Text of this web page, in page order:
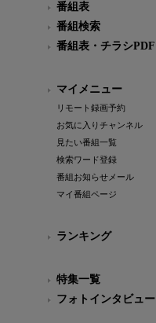
番組表
番組検索
番組表・チラシPDF
マイメニュー
リモート録画予約
お気に入りチャンネル
見たい番組一覧
検索ワード登録
番組お知らせメール
マイ番組ページ
ランキング
特集一覧
フォトインタビュー